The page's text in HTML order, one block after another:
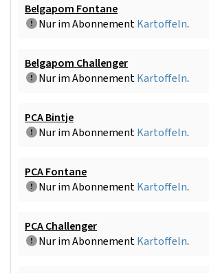
Belgapom Fontane
Nur im AbonnementKartoffeln.
Belgapom Challenger
Nur im AbonnementKartoffeln.
PCA Bintje
Nur im AbonnementKartoffeln.
PCA Fontane
Nur im AbonnementKartoffeln.
PCA Challenger
Nur im AbonnementKartoffeln.